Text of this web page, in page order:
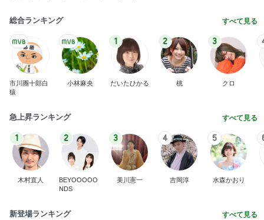
総合ランキング すべて見る
市川團十郎白
猿
小林麻央
1
だいたひかる
2
桃
3
クロ
急上昇ランキング すべて見る
1
木村直人
2
BEYOOOOO
NDS
3
美川憲一
4
吉岡淳
5
水森かおり
新登場ランキング すべて見る